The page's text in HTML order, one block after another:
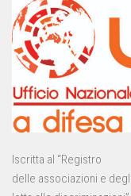
Iscritta al “Registro
delle associazioni e